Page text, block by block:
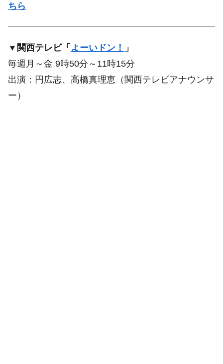
ちら
▼関西テレビ「 よーいドン！
」
毎週月～金 9時50分～11時15分
出演：円広志、高橋真理恵（関西テレビアナウンサ
ー）